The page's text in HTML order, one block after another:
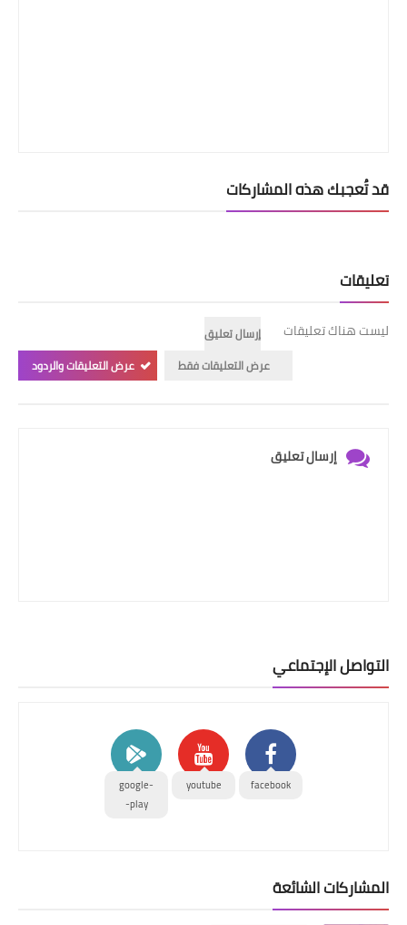
قد تُعجبك هذه المشاركات
تعليقات
ليست هناك تعليقات
إرسال تعليق
عرض التعليقات فقط
عرض التعليقات والردود
إرسال تعليق
التواصل الإجتماعي
facebook
youtube
google-
play-
المشاركات الشائعة